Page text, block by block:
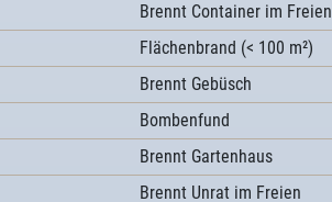
Brennt Container im Freien
Flächenbrand (< 100 m²)
Brennt Gebüsch
Bombenfund
Brennt Gartenhaus
Brennt Unrat im Freien